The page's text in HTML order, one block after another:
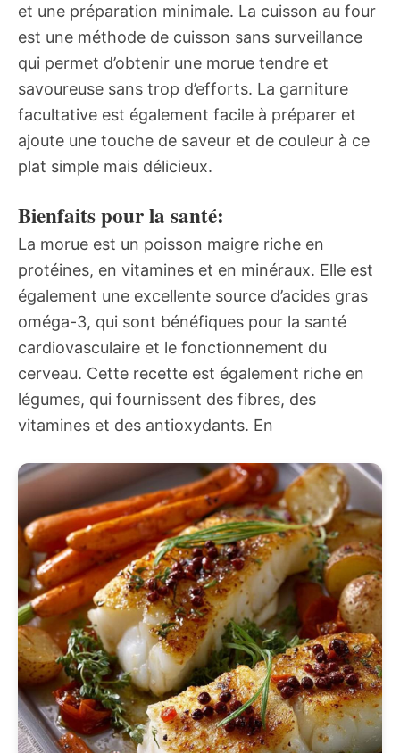
et une préparation minimale. La cuisson au four
est une méthode de cuisson sans surveillance
qui permet d’obtenir une morue tendre et
savoureuse sans trop d’efforts. La garniture
facultative est également facile à préparer et
ajoute une touche de saveur et de couleur à ce
plat simple mais délicieux.
Bienfaits pour la santé:
La morue est un poisson maigre riche en
protéines, en vitamines et en minéraux. Elle est
également une excellente source d’acides gras
oméga-3, qui sont bénéfiques pour la santé
cardiovasculaire et le fonctionnement du
cerveau. Cette recette est également riche en
légumes, qui fournissent des fibres, des
vitamines et des antioxydants. En